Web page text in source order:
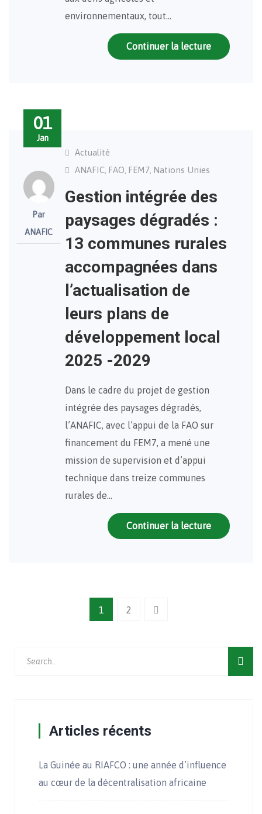
environnementaux, tout…
Continuer la lecture
01
Jan
Par
ANAFIC
Actualité
ANAFIC, FAO, FEM7, Nations Unies
Gestion intégrée des
paysages dégradés :
13 communes rurales
accompagnées dans
l’actualisation de
leurs plans de
développement local
2025 -2029
Dans le cadre du projet de gestion
intégrée des paysages dégradés,
l’ANAFIC, avec l’appui de la FAO sur
financement du FEM7, a mené une
mission de supervision et d’appui
technique dans treize communes
rurales de…
Continuer la lecture
1 2
Articles récents
La Guinée au RIAFCO : une année d’influence
au cœur de la décentralisation africaine